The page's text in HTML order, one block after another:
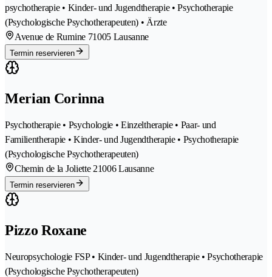
psychotherapie • Kinder- und Jugendtherapie • Psychotherapie
(Psychologische Psychotherapeuten) • Ärzte
Avenue de Rumine 71005 Lausanne
Termin reservieren
Merian Corinna
Psychotherapie • Psychologie • Einzeltherapie • Paar- und
Familientherapie • Kinder- und Jugendtherapie • Psychotherapie
(Psychologische Psychotherapeuten)
Chemin de la Joliette 21006 Lausanne
Termin reservieren
Pizzo Roxane
Neuropsychologie FSP • Kinder- und Jugendtherapie • Psychotherapie
(Psychologische Psychotherapeuten)